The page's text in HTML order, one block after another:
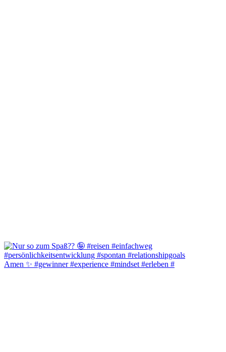
Amen ✨️ #gewinner #experience #mindset #erleben #